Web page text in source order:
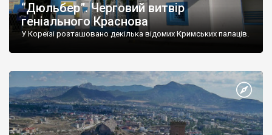
“Дюльбер”. Черговий витвір
геніального Краснова
У Кореїзі розташовано декілька відомих Кримських палаців.